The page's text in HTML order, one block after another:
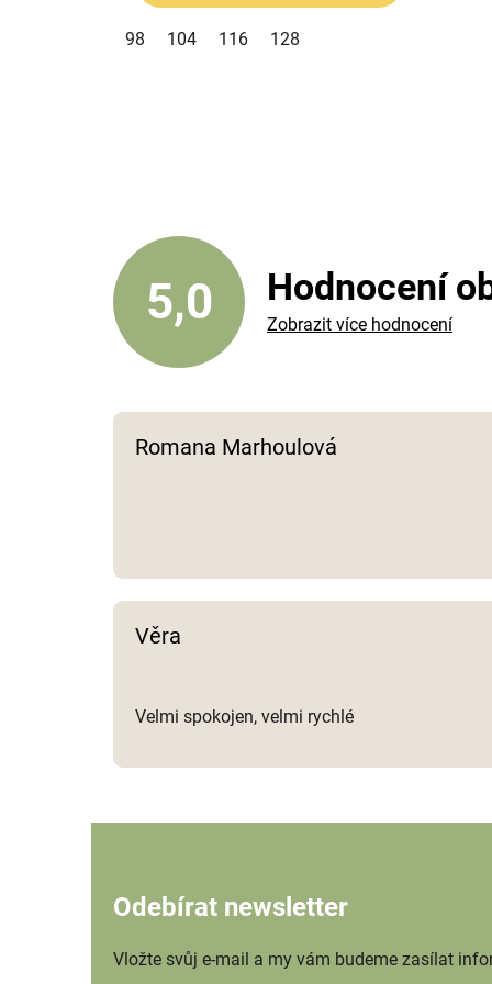
98 104 116 128
5,0 Hodnocení
Zobrazit více hodnocení
Romana Marhoulová
Věra
Velmi spokojen, velmi rychlé
Odebírat newsletter
Vložte svůj e-mail a my vám budeme zasílat